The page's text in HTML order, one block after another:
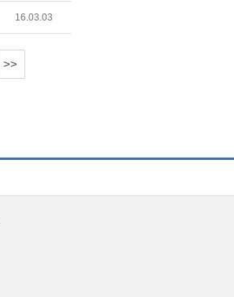
16.03.03
>>